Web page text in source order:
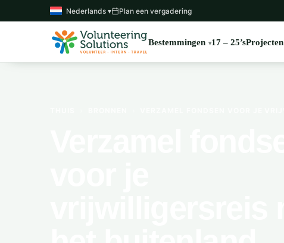
Nederlands ▾ Plan een vergadering
Bestemmingen 17 – 25’sProjecten